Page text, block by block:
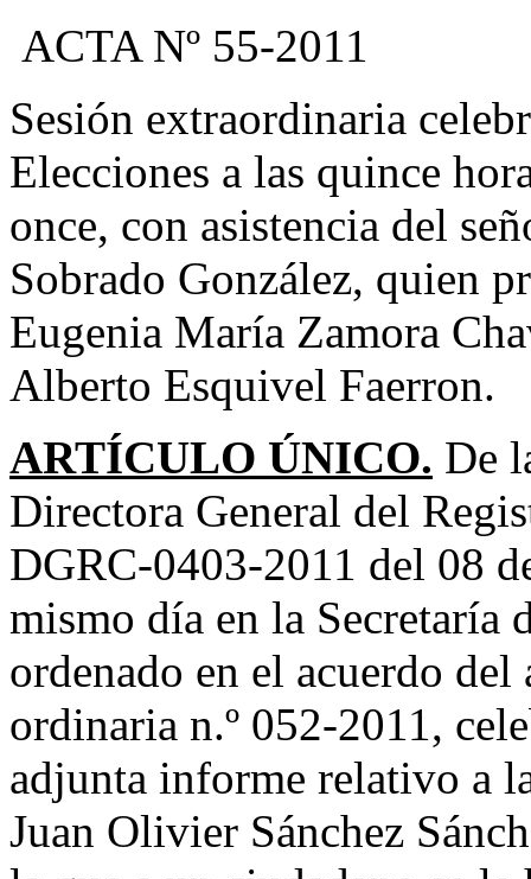
ACTA Nº 55-2011
Sesión extraordinaria
Elecciones a las quince
once, con asistencia del
Sobrado González, quien
Eugenia María Zamora
Alberto Esquivel Faerron.
ARTÍCULO ÚNICO. De
Directora General del
DGRC-0403-2011 del 08
mismo día en la Secretaría
ordenado en el acuerdo
ordinaria n.º 052-2011,
adjunta informe relativo a
Juan Olivier Sánchez